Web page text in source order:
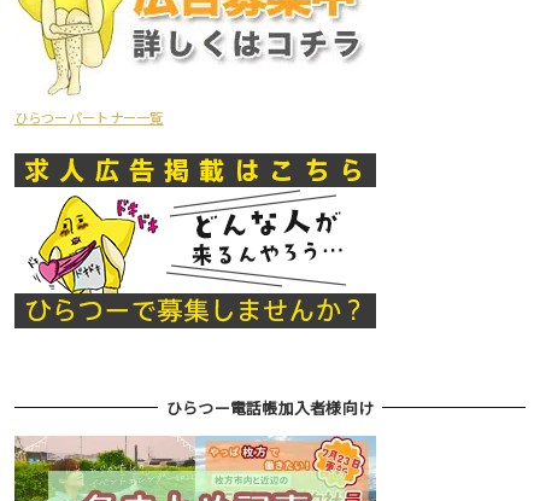
ひらつーパートナー一覧
ひらつー電話帳加入者様向け